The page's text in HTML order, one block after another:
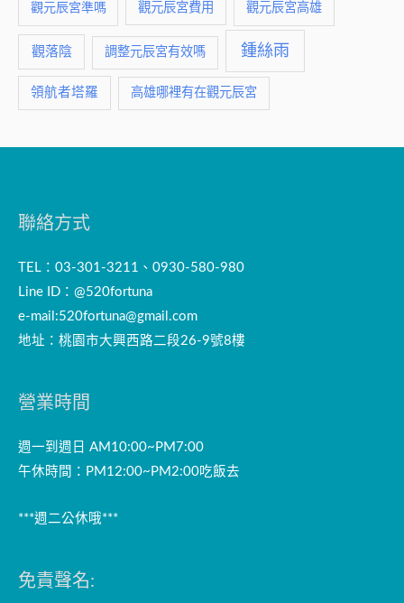
觀元辰宮準嗎 觀元辰宮費用 觀元辰宮高雄
觀落陰 調整元辰宮有效嗎 鍾絲雨
領航者塔羅 高雄哪裡有在觀元辰宮
聯絡方式
TEL：03-301-3211、0930-580-980
Line ID：@520fortuna
e-mail:520fortuna@gmail.com
地址：桃園市大興西路二段26-9號8樓
營業時間
週一到週日 AM10:00~PM7:00
午休時間：PM12:00~PM2:00吃飯去
***週二公休哦***
免責聲名: